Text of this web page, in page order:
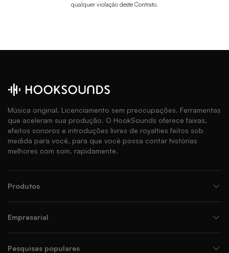
qualquer violação deste Contrato.
Música original. Licenciamento sem preocupações. Ferramentas
que aceleram sua produção. O HookSounds oferece faixas,
efeitos sonoros e introduções livres de royalties feitos sob
medida para você, para que você possa contar histórias
melhores com som, rapidamente.
Produtos
Empresarial
Pesquisas populares